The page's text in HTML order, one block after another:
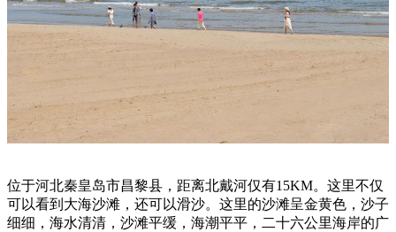
位于河北秦皇岛市昌黎县，距离北戴河仅有15KM。这里不仅
可以看到大海沙滩，还可以滑沙。这里的沙滩呈金黄色，沙子
细细，海水清清，沙滩平缓，海潮平平，二十六公里海岸的广